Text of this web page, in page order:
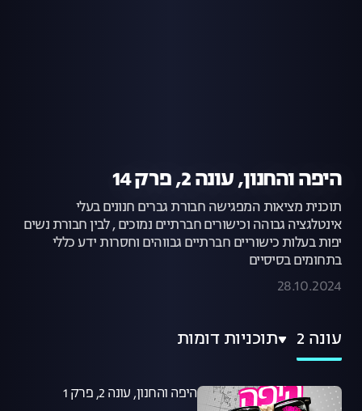
היפה והחנון, עונה 2, פרק 14
תוכנית מציאות המפגישה חבורת גברים חנונים בעלי
אינטלגציה גבוהה וכישורים חברתיים נמוכים , לבין חבורת נשים
יפות בעלות כישוריים חברתיים גבווהים וחסרות ידע כללי
בתחומים בסיסיים
28.10.2024
עונה 2 תוכניות דומות
היפה והחנון, עונה 2, פרק 1